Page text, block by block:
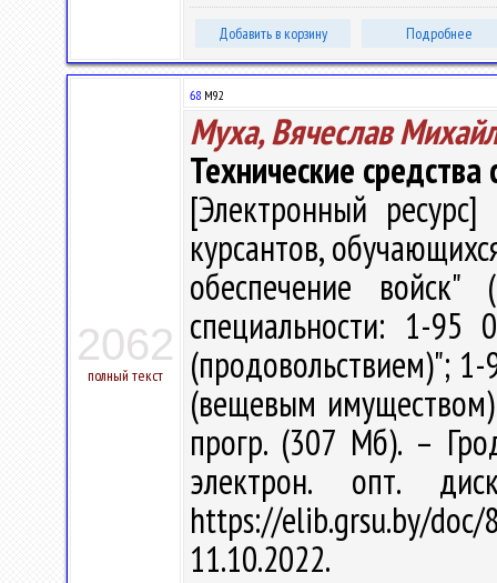
Добавить в корзину Подробнее
2062
полный текст
68 М92
Муха, Вячеслав
Технические
[Электронный
курсантов,
обеспечение
специальности: 1-95
(продовольствием)";
(вещевым
прогр. (307 Мб). –
электрон. опт.
https://elib.grsu.by/
11.10.2022.